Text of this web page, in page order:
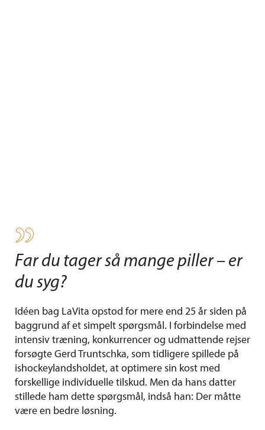
Far du tager så mange piller – er
du syg?
Idéen bag LaVita opstod for mere end 25 år siden på
baggrund af et simpelt spørgsmål. I forbindelse med
intensiv træning, konkurrencer og udmattende rejser
forsøgte Gerd Truntschka, som tidligere spillede på
ishockeylandsholdet, at optimere sin kost med
forskellige individuelle tilskud. Men da hans datter
stillede ham dette spørgsmål, indså han: Der måtte
være en bedre løsning.